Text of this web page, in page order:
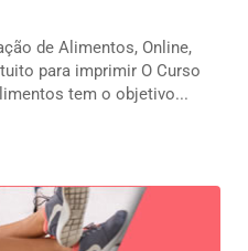
de Alimentos, Online,
para imprimir O Curso
tem o objetivo...